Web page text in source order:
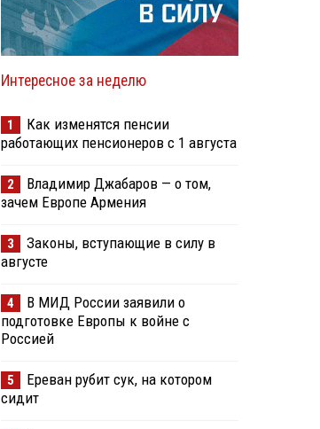
Интересное за неделю
1
Как изменятся пенсии
работающих пенсионеров с 1 августа
2
Владимир Джабаров — о том,
зачем Европе Армения
3
Законы, вступающие в силу в
августе
4
В МИД России заявили о
подготовке Европы к войне с
Россией
5
Ереван рубит сук, на котором
сидит